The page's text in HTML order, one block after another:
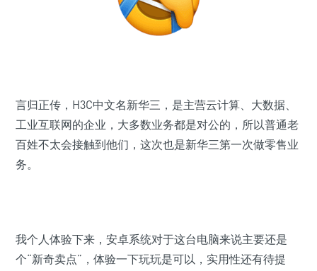
言归正传，H3C中文名新华三，是主营云计算、大数据、
工业互联网的企业，大多数业务都是对公的，所以普通老
百姓不太会接触到他们，这次也是新华三第一次做零售业
务。
我个人体验下来，安卓系统对于这台电脑来说主要还是
个“新奇卖点”，体验一下玩玩是可以，实用性还有待提